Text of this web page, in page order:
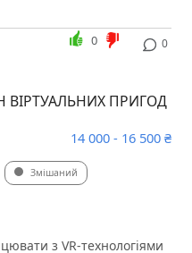
0
0
ВІРТУАЛЬНИХ ПРИГОД
14 000 - 16 500 ₴
Змішаний
з VR-технологіями